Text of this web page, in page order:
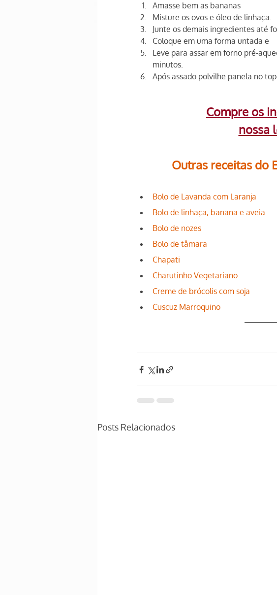
Amasse bem as bananas
Misture os ovos e óleo de linhaça.
Junte os demais ingredientes até
Coloque em uma forma untada e
Leve para assar em forno pré-
minutos.
Após assado polvilhe panela no
Compre os
nossa
Outras receitas do
Bolo de Lavanda com Laranja
Bolo de linhaça, banana e aveia
Bolo de nozes
Bolo de tâmara
Chapati
Charutinho Vegetariano
Creme de brócolis com soja
Cuscuz Marroquino
Posts Relacionados